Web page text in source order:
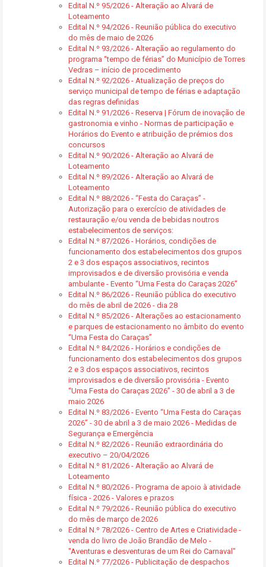
Edital N.º 95/2026 - Alteração ao Alvará de
Loteamento
Edital N.º 94/2026 - Reunião pública do executivo
do mês de maio de 2026
Edital N.º 93/2026 - Alteração ao regulamento do
programa “tempo de férias” do Município de Torres
Vedras – início de procedimento
Edital N.º 92/2026 - Atualização de preços do
serviço municipal de tempo de férias e adaptação
das regras definidas
Edital N.º 91/2026 - Reserva | Fórum de inovação de
gastronomia e vinho - Normas de participação e
Horários do Evento e atribuição de prémios dos
concursos
Edital N.º 90/2026 - Alteração ao Alvará de
Loteamento
Edital N.º 89/2026 - Alteração ao Alvará de
Loteamento
Edital N.º 88/2026 - “Festa do Caraças” -
Autorização para o exercício de atividades de
restauração e/ou venda de bebidas noutros
estabelecimentos de serviços:
Edital N.º 87/2026 - Horários, condições de
funcionamento dos estabelecimentos dos grupos
2 e 3 dos espaços associativos, recintos
improvisados e de diversão provisória e venda
ambulante - Evento “Uma Festa do Caraças 2026”
Edital N.º 86/2026 - Reunião pública do executivo
do mês de abril de 2026 - dia 28
Edital N.º 85/2026 - Alterações ao estacionamento
e parques de estacionamento no âmbito do evento
“Uma Festa do Caraças”
Edital N.º 84/2026 - Horários e condições de
funcionamento dos estabelecimentos dos grupos
2 e 3 dos espaços associativos, recintos
improvisados e de diversão provisória - Evento
“Uma Festa do Caraças 2026” - 30 de abril a 3 de
maio 2026
Edital N.º 83/2026 - Evento “Uma Festa do Caraças
2026” - 30 de abril a 3 de maio 2026 - Medidas de
Segurança e Emergência
Edital N.º 82/2026 - Reunião extraordinária do
executivo – 20/04/2026
Edital N.º 81/2026 - Alteração ao Alvará de
Loteamento
Edital N.º 80/2026 - Programa de apoio à atividade
física - 2026 - Valores e prazos
Edital N.º 79/2026 - Reunião pública do executivo
do mês de março de 2026
Edital N.º 78/2026 - Centro de Artes e Criatividade -
venda do livro de João Brandão de Melo -
"Aventuras e desventuras de um Rei do Carnaval"
Edital N.º 77/2026 - Publicitação de despachos